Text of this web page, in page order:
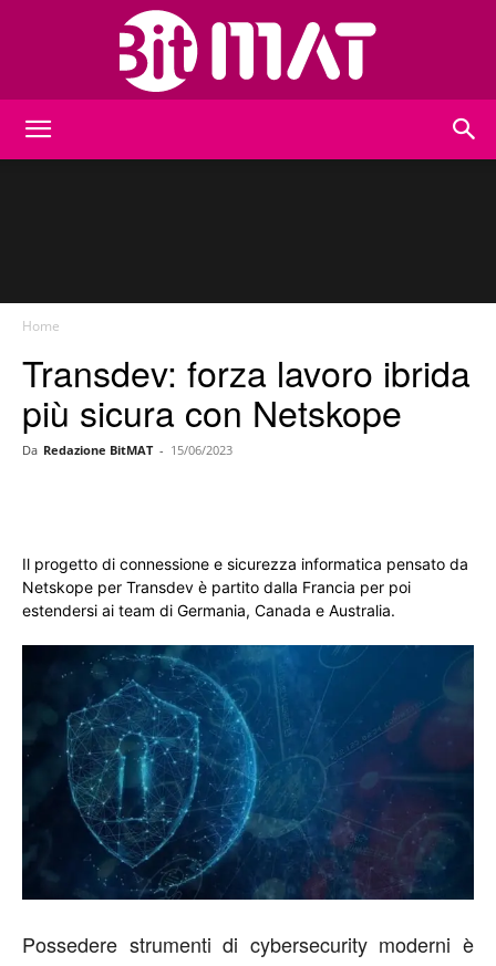
Home
Transdev: forza lavoro ibrida
più sicura con Netskope
Da Redazione BitMAT - 15/06/2023
Il progetto di connessione e sicurezza informatica pensato da
Netskope per Transdev è partito dalla Francia per poi
estendersi ai team di Germania, Canada e Australia.
Possedere strumenti di cybersecurity moderni è